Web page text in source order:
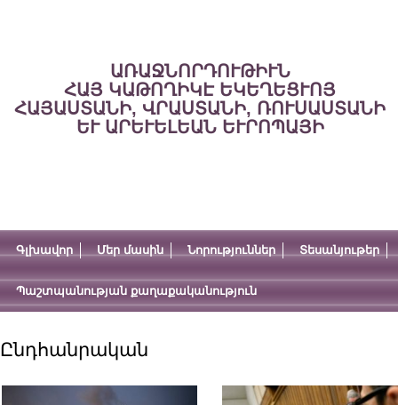
ԱՌԱՋՆՈՐԴՈՒԹԻՒՆ
ՀԱՅ ԿԱԹՈՂԻԿԷ ԵԿԵՂԵՑՒՈՅ
ՀԱՅԱՍՏԱՆԻ, ՎՐԱՍՏԱՆԻ, ՌՈՒՍԱՍՏԱՆԻ
ԵՒ ԱՐԵՒԵԼԵԱՆ ԵՒՐՈՊԱՅԻ
Գլխավոր Մեր մասին Նորություններ Տեսանյութեր
Պաշտպանության քաղաքականություն
Ընդհանրական